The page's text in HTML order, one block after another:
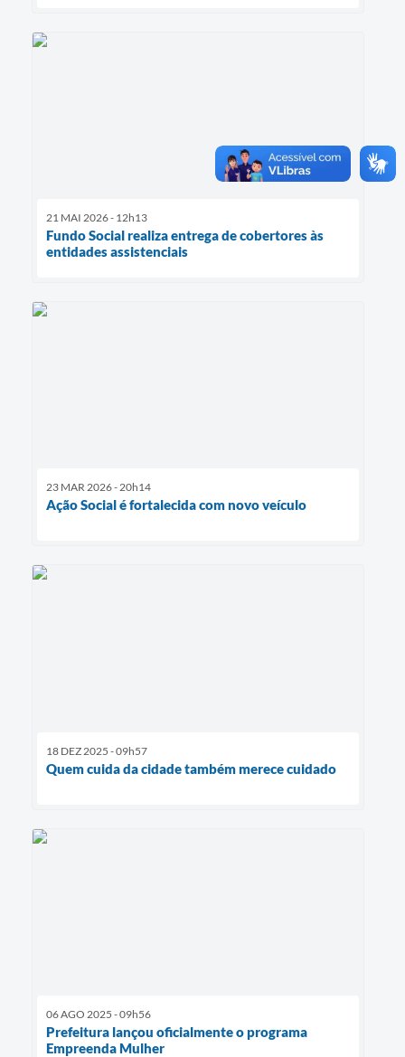
21 MAI 2026 - 12h13
Fundo Social realiza entrega de cobertores às
entidades assistenciais
23 MAR 2026 - 20h14
Ação Social é fortalecida com novo veículo
18 DEZ 2025 - 09h57
Quem cuida da cidade também merece cuidado
06 AGO 2025 - 09h56
Prefeitura lançou oficialmente o programa
Empreenda Mulher